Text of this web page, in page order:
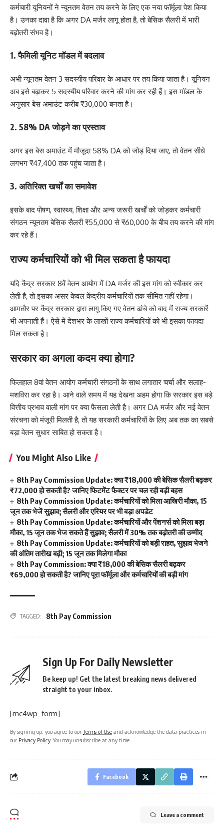
कर्मचारी यूनियनों ने न्यूनतम वेतन तय करने के लिए एक नया फॉर्मूला पेश किया
है। उनका दावा है कि अगर DA मर्जर लागू होता है, तो बेसिक सैलरी में भारी
बढ़ोतरी संभव है।
1. फैमिली यूनिट मॉडल में बदलाव
अभी न्यूनतम वेतन 3 सदस्यीय परिवार के आधार पर तय किया जाता है। यूनियन
अब इसे बढ़ाकर 5 सदस्यीय परिवार करने की मांग कर रही हैं। इस मॉडल के
अनुसार बेस अमाउंट करीब ₹30,000 बनता है।
2. 58% DA जोड़ने का प्रस्ताव
अगर इस बेस अमाउंट में मौजूदा 58% DA को जोड़ दिया जाए, तो वेतन सीधे
लगभग ₹47,400 तक पहुंच जाता है।
3. अतिरिक्त खर्चों का समावेश
इसके बाद पोषण, स्वास्थ्य, शिक्षा और अन्य जरूरी खर्चों को जोड़कर कर्मचारी
संगठन न्यूनतम बेसिक सैलरी ₹55,000 से ₹60,000 के बीच तय करने की मांग
कर रहे हैं।
राज्य कर्मचारियों को भी मिल सकता है फायदा
यदि केंद्र सरकार 8वें वेतन आयोग में DA मर्जर की इस मांग को स्वीकार कर
लेती है, तो इसका असर केवल केंद्रीय कर्मचारियों तक सीमित नहीं रहेगा।
आमतौर पर केंद्र सरकार द्वारा लागू किए गए वेतन ढांचे को बाद में राज्य सरकारें
भी अपनाती हैं। ऐसे में देशभर के लाखों राज्य कर्मचारियों को भी इसका फायदा
मिल सकता है।
सरकार का अगला कदम क्या होगा?
फिलहाल 8वां वेतन आयोग कर्मचारी संगठनों के साथ लगातार चर्चा और सलाह-
मशविरा कर रहा है। आने वाले समय में यह देखना अहम होगा कि सरकार इस बड़े
वित्तीय प्रभाव वाली मांग पर क्या फैसला लेती है। अगर DA मर्जर और नई वेतन
संरचना को मंजूरी मिलती है, तो यह सरकारी कर्मचारियों के लिए अब तक का सबसे
बड़ा वेतन सुधार साबित हो सकता है।
You Might Also Like
8th Pay Commission Update: क्या ₹18,000 की बेसिक सैलरी बढ़कर
₹72,000 हो सकती है? जानिए फिटमेंट फैक्टर पर चल रही बड़ी बहस
8th Pay Commission Update: कर्मचारियों को मिला आखिरी मौका, 15
जून तक भेजें सुझाव; सैलरी और एरियर पर भी बड़ा अपडेट
8th Pay Commission Update: कर्मचारियों और पेंशनर्स को मिला बड़ा
मौका, 15 जून तक भेज सकते हैं सुझाव; सैलरी में 30% तक बढ़ोतरी की उम्मीद
8th Pay Commission Update: कर्मचारियों को बड़ी राहत, सुझाव भेजने
की अंतिम तारीख बढ़ी; 15 जून तक मिलेगा मौका
8th Pay Commission: क्या ₹18,000 की बेसिक सैलरी बढ़कर
₹69,000 हो सकती है? जानिए पूरा फॉर्मूला और कर्मचारियों की बड़ी मांग
TAGGED: 8th Pay Commission
Sign Up For Daily Newsletter
Be keep up! Get the latest breaking news delivered
straight to your inbox.
[mc4wp_form]
By signing up, you agree to ourTerms of Use and acknowledge the data practices in
our Privacy Policy. You may unsubscribe at any time.
Facebook
Leave a comment